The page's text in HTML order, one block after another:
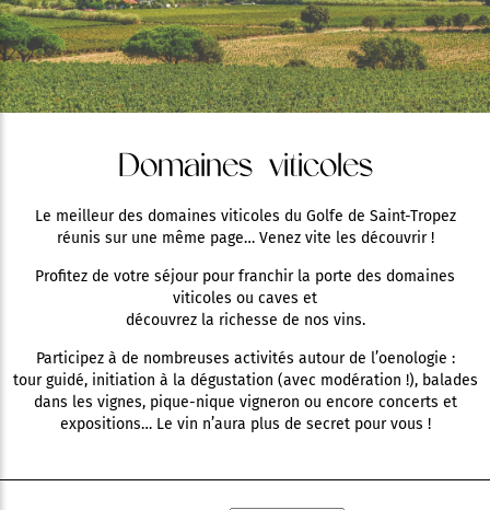
Domaines viticoles
Le meilleur des domaines viticoles du Golfe de Saint-Tropez
réunis sur une même page… Venez vite les découvrir !
Profitez de votre séjour pour franchir la porte des domaines
viticoles ou caves et
découvrez la richesse de nos vins.
Participez à de nombreuses activités autour de l’oenologie :
tour guidé, initiation à la dégustation (avec modération !), balades
dans les vignes, pique-nique vigneron ou encore concerts et
expositions… Le vin n’aura plus de secret pour vous !